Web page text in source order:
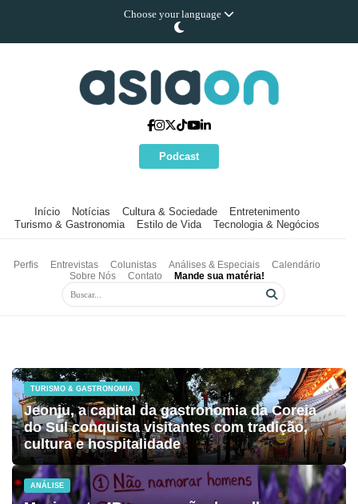
Choose your language
Podcast
Início Notícias Cultura & Sociedade
Entretenimento
Turismo & Gastronomia
Estilo de Vida Tecnologia & Negócios
Perfis Entrevistas Colunistas Análises & Especiais
Calendário
Sobre Nós
Contato Mande sua matéria!
TURISMO & GASTRONOMIA
Jeonju, a capital da gastronomia da Coreia
do Sul conquista visitantes com tradição,
cultura e hospitalidade
ANÁLISE